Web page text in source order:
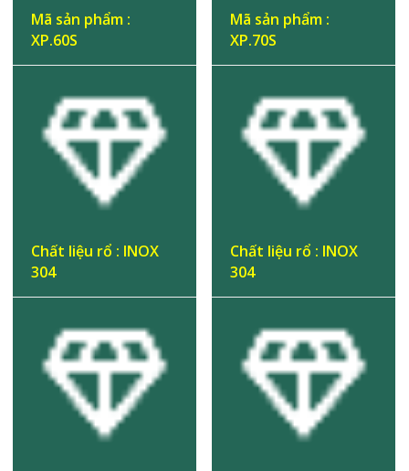
Mã sản phẩm :
XP.60S
Chất liệu rổ : INOX
304
Mã sản phẩm :
XP.70S
Chất liệu rổ : INOX
304